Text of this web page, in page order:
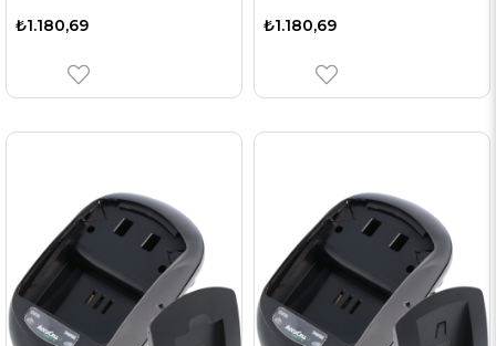
₺1.180,69 ₺1.180,69